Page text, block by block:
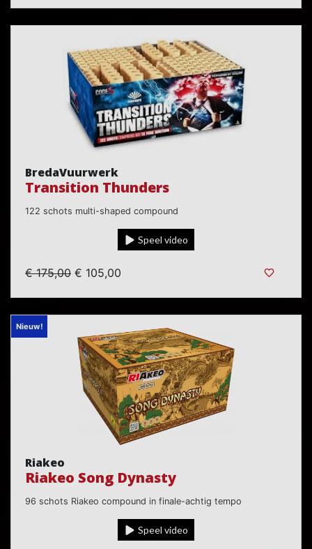
BredaVuurwerk
Transition Thunders
122 schots multi-shaped compound
Speel video
€ 175,00 € 105,00
Nieuw!
Riakeo
Riakeo Song Dynasty
96 schots Riakeo compound in finale-achtig tempo
Speel video